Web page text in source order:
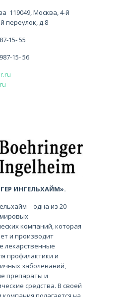
119049, Москва, 4-й
переулок, д.8
15- 55
15- 56
ИНГЕЛЬХАЙМ».
– одна из 20
компаний, которая
и производит
лекарственные
профилактики и
заболеваний,
препараты и
средства. В своей